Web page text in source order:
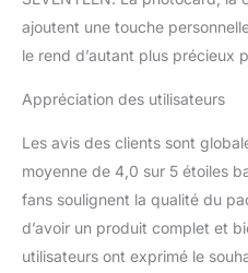
ajoutent une touche
le rend d’autant plus précieux
Appréciation des utilisateurs
Les avis des clients sont
moyenne de 4,0 sur 5 étoiles
fans soulignent la qualité du
d’avoir un produit complet et
utilisateurs ont exprimé le